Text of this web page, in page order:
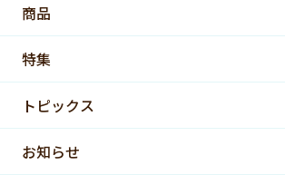
商品
特集
トピックス
お知らせ